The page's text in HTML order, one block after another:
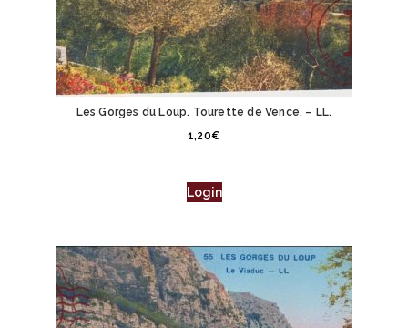
Les Gorges du Loup. Tourette de Vence. – LL.
1,20€
Login